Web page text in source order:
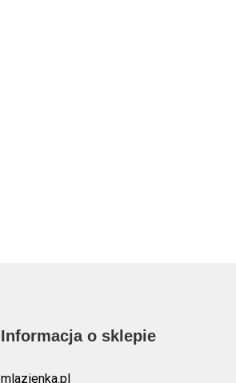
Informacja o sklepie
mlazienka.pl